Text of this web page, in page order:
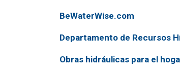
BeWaterWise.com
Departamento de Recursos
Obras hidráulicas para el